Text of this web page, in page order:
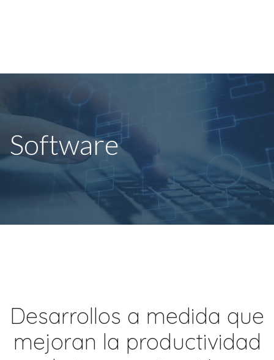
Software
Desarrollos a medida que
mejoran la productividad